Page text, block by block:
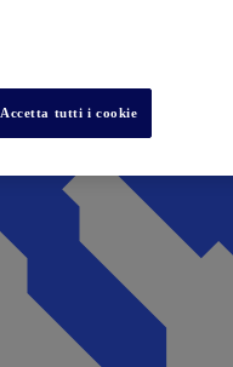
Accetta tutti i cookie